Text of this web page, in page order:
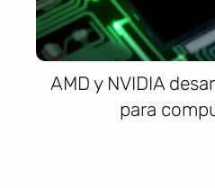
AMD y NVIDIA
para